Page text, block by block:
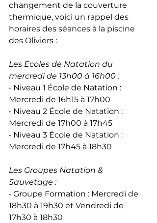
changement de la couverture
thermique, voici un rappel des
horaires des séances à la piscine
des Oliviers :
Les Ecoles de Natation du
mercredi de 13h00 à 16h00 :
• Niveau 1 École de Natation :
Mercredi de 16h15 à 17h00
• Niveau 2 École de Natation :
Mercredi de 17h00 à 17h45
• Niveau 3 École de Natation :
Mercredi de 17h45 à 18h30
Les Groupes Natation &
Sauvetage :
• Groupe Formation : Mercredi de
18h30 à 19h30 et Vendredi de
17h30 à 18h30